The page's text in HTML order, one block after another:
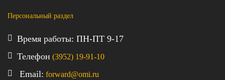
Персональный раздел
Время работы: ПН-ПТ 9-17
Телефон (3952) 19-91-10
Email: forward@omi.ru